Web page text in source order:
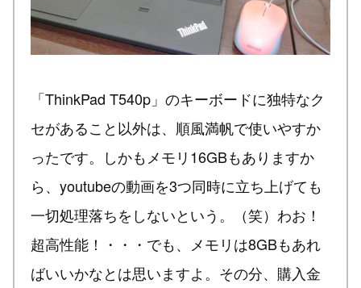
「ThinkPad T540p」のキーボードに独特なク
セがあること以外は、順風満帆で使いやすか
ったです。しかもメモリ16GBもありますか
ら、youtubeの動画を3つ同時に立ち上げても
一切処理落ちをしないという。（笑）わお！
超高性能！・・・でも、メモリは8GBもあれ
ばいいかなとは思いますよ。その分、購入金